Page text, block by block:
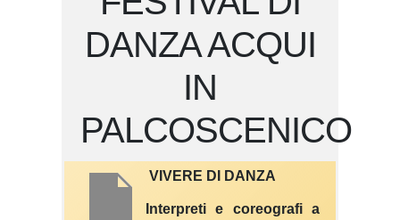
DANZA ACQUI
IN
PALCOSCENICO
VIVERE DI DANZA
Interpreti e coreografi a